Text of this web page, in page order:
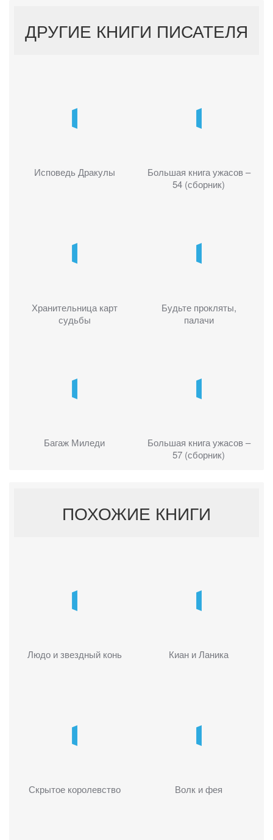
ДРУГИЕ КНИГИ ПИСАТЕЛЯ
Исповедь Дракулы
Большая книга ужасов –
54 (сборник)
Хранительница карт
судьбы
Будьте прокляты,
палачи
Багаж Миледи
Большая книга ужасов –
57 (сборник)
ПОХОЖИЕ КНИГИ
Людо и звездный конь Киан и Ланика
Скрытое королевство Волк и фея